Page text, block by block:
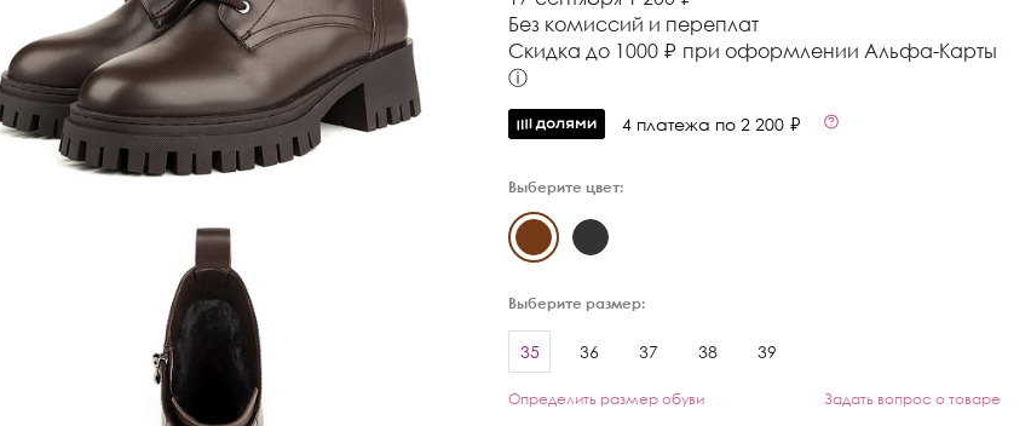
Кроссовки
Мюли
Полусапоги
Без комиссий и переплат
Cкидка до 1000 ₽ при оформлении Альфа-Карты
ⓘ
4 платежа по 2 200 ₽
Выберите цвет:
Выберите размер:
35 36 37 38 39
Определить размер обуви Задать вопрос о товаре